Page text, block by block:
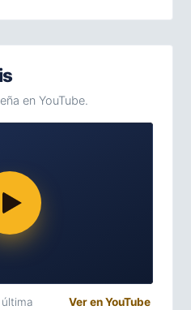
en YouTube.
Ver en YouTube